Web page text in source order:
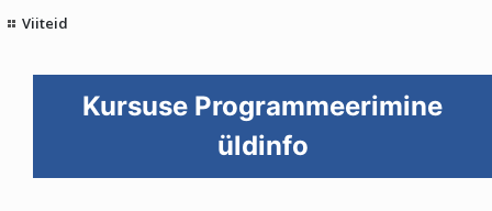
Viiteid
Kursuse Programmeerimine
üldinfo